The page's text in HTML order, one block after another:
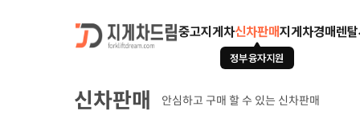
중고지게차신차판매
정부융자지원
지게차경매 렌
신차판매 안심하고 구매 할 수 있는 신차판매